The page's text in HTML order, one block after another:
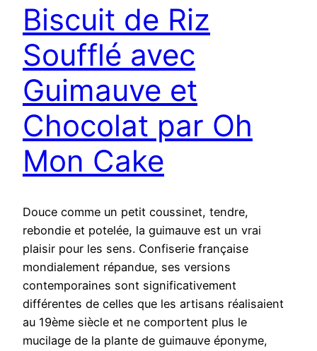
Biscuit de Riz
Soufflé avec
Guimauve et
Chocolat par Oh
Mon Cake
Douce comme un petit coussinet, tendre,
rebondie et potelée, la guimauve est un vrai
plaisir pour les sens. Confiserie française
mondialement répandue, ses versions
contemporaines sont significativement
différentes de celles que les artisans réalisaient
au 19ème siècle et ne comportent plus le
mucilage de la plante de guimauve éponyme,